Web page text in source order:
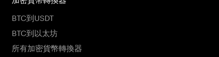
BTC到USDT
BTC到以太坊
所有加密貨幣轉換器